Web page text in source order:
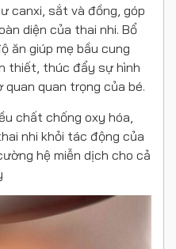
canxi, sắt và đồng, góp
diện của thai nhi. Bổ
ăn giúp mẹ bầu cung
thiết, thúc đẩy sự hình
quan trọng của bé.
chất chống oxy hóa,
nhi khỏi tác động của
hệ miễn dịch cho cả